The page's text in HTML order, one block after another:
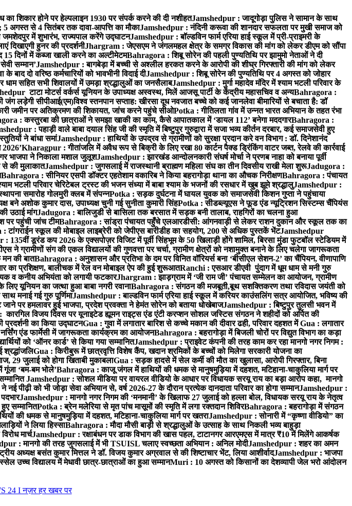
शिकार होने पर हेल्पलाइन 1930 पर संपर्क करने की दी नशीहतJamshedpur : जादूगोड़ा पुलिस ने सामान के साथ
5 अगस्त से 4 सितंबर तक दावा-आपत्ति का मौकाJamshedpur : नंदिनी करूवा की शानदार सफलता पर मुखी समाज को
जमशेदपुर में शुभारंभ, राज्यपाल करेंगे उद्घाटनJamshedpur : बॉल्डविन फार्म एरिया हाई स्कूल में प्री-प्राइमरी के
दिखाएगी हुनर की प्रदर्शनीJhargram : जेएसएम ने जंगलमहल क्षेत्र के समग्र विकास की मांग को लेकर डीएम को सौंपा
दिनों में कब्जा खाली करने का अल्टीमेटमBahragora : शिबू सोरेन की पहली पुण्यतिथि पर झामुमो नेताओं ने दी
सम्मान’Jamshedpur : बागबेड़ा में बच्ची से अश्लील हरकत करने के आरोपी की शीघ्र गिरफ्तारी की मांग को लेकर
दो वरिष्ठ कर्मचारियों को भावभीनी विदाई दीJamshedpur : शिबू सोरेन की पुण्यतिथि पर 4 अगस्त को जोहार
धाम सहित सभी शिवालयों में उमड़ा श्रद्धालुओं का जनसैलाबJamshedpur : मुर्गा महादेव मंदिर में श्याम भटली परिवार के
टाटा मोटर्स वर्कर्स यूनियन के उपाध्यक्ष अस्वस्थ, मिलें आजसू पार्टी के केंद्रीय महासचिव व अन्यBahragora :
जंग लड़ेगी सीपीआई(एम)विश्व स्तनपान सप्ताह: खीरसा दूध नवजात बच्चे को कई जानलेवा बीमारियों से बचाता है: डॉ
जमीन पर अतिक्रमण की शिकायत, जांच करने पहुंचे सीओPotka : गीतिलता गांव में उन्नत भारत अभियान के तहत रंभा
: कस्तुरबा की छात्राओं ने समझा खाकी का काम, कैसे आपातकाल में ‘डायल 112’ बनेगा मददगारBahragora :
: पहाड़ी वाले बाबा दयाल सिंह जी की स्मृति में बिष्टुपुर गुरुद्वारा में सजा भव्य कीर्तन दरबार, कई समाजसेवी हुए
ने बांधा समांJamshedpur : हाथियों के उपद्रव से ग्रामीणों को सुरक्षा प्रदान करे वन विभाग : डॉ. दिनेशानंद
2026’Kharagpur : गीतांजलि में अवैध रूप से बिक्री के लिए रखा 80 कार्टन पैक्ड ड्रिंकिंग वाटर जब्त, रेलवे की कार्रवाई
भाजपा ने निकाला मशाल जुलूशJamshedpur : झारखंड आन्दोलनकारी संघर्ष मोर्चा ने प्रणब नाहा को बनाया पूर्वी
से की मुलाकातJamshedpur : जुगसलाई में राजस्थानी ब्राह्मण महिला संघ का तीन दिवसीय राखी मेला शुरूJadugora :
Bahragora : सीनियर एसपी डॉक्टर एहतेशाम वकारिब ने किया बहरागोड़ा थाना का औचक निरीक्षणBahragora : पंचायत
भटली परिवार चेरिटेबल ट्रस्ट की भजन संध्या में बाबा श्याम के भजनों की रसधार में खुब झूमे श्रद्धालुJamshedpur :
समारोह गोलमुरी क्लब में संपन्नPotka : सड़क दुर्घटना में घायल युवक को समाजसेवी किशन गुप्ता ने पहुंचाया
बने अशोक कुमार दास, उपाध्यक्ष चुनी गई सुनीता कुमारी सिंहPotka : सीडब्ल्यूएस ने फूड एंड न्यूट्रिशन सिस्टम्स चैंपियंस
उठाई मांगJadugora : बालिजुडी से बासिला तक बरसात में सड़क बनी तालाब, राहगिरों का चलना हुआ
पर पहुंची जांच टीमBahragora : सांड्रा पंचायत पहुँचे एलआरडीसी: आंगनवाड़ी से लेकर राशन दुकान और स्कूल तक का
टांगराईन स्कूल की मोबाइल लाइब्रेरी को जेपीएस बारीडीह का सहयोग, 200 से अधिक पुस्तकें भेंटJamshedpur
135वीं डूरंड कप 2026 के एक्सपोज़र विजिट में पूर्वी सिंहभूम के 50 खिलाड़ी होंगे शामिल, बिरसा मुंडा फुटबॉल स्टेडियम में
ने ग्रामीणों संग की एकल विद्यालयों की गुणवत्ता पर चर्चा, ग्रामीण क्षेत्रों को नशामुक्त बनाने के लिए चलेगा जागरूकता
मन की बातBahragora : अनुशासन और प्रतिभा के दम पर विनित वॉरियर्स बना ‘बीसीएल सेशन-2’ का चैंपियन, वीणापाणि
का प्रशिक्षण, बालीचक में रेल वन मोबाइल ऐप की हुई शुरूआतRanchi : एसआर डीएवी पुंदाग में धूम धाम से मनी गुरु
व कनीय अभियंता को लगायी फटकारJhargram : झाड़ग्राम में ‘जी राम जी’ पंचायत सम्मेलन का आयोजन, ग्रामीण
यूनियन का जत्था हुआ बाबा नगरी रवानाBahragora : संगठन की मजबूती,बूथ सशक्तिकरण तथा रविदास जयंती को
मनाई गई गुरु पूर्णिमाJamshedpur : बाल्डविन फार्म एरिया हाई स्कूल में करियर काउंसलिंग सत्र आयोजित, भविष्य की
पर हमलावर हुई भाजपा, प्रदेश प्रवक्ता ने हेमंत सोरेन को बताया धोखेबाजJamshedpur : बिष्टुपुर तुलसी भवन में
विजय दिवस पर यूनाइटेड ह्यूमन राइट्स एंड एंटी करप्शन सोशल जस्टिस संगठन ने शहीदों को अर्पित की
का किया उद्घाटनGua : गुवा में लगातार बारिश से कच्चे मकान की दीवार ढही, परिवार दहशत मेंGua : लगातार
एंड फार्मेसी में जागरूकता कार्यक्रम का आयोजनBahragora : बहरागोड़ा में बिजली चोरों पर विद्युत विभाग का कड़ा
को ‘ऑनर कार्ड’ से किया गया सम्मानितJamshedpur : प्राइवेट कंपनी की तरह काम कर रहा मानगो नगर निगम :
Gua : किरीबुरू में छात्रवृत्ति विशेष कैंप, खदान श्रमिकों के बच्चों को मिलेगा सरकारी योजना का
29 जुलाई को होगा खिताबी मुकाबलाGua : सड़क हादसे में सेल कर्मी की मौत का खुलासा, आरोपी गिरफ्तार, बिना
‘बम-बम भोले’Bahragora : काजू जंगल में हाथियों की धमक से मानुषमुड़िया में दहशत, मटिहाना-चाकुलिया मार्ग पर
Jamshedpur : सोशल मीडिया पर वायरल वीडियो के आधार पर विधायक सरयू राय का बड़ा आरोप कहा, मानगो
पीढ़ी को भी जोड़ा सेवा अभियान से, वर्ष 2026-27 के दौरान प्रत्येक दानदाता परिवार का होगा सम्मानJamshedpur :
Jamshedpur : मानगो नगर निगम की ‘मनमानी’ के खिलाफ 27 जुलाई को हल्ला बोल, विधायक सरयू राय के नेतृत्व
सम्मानितPotka : ब्रेन मलेरिया से मृत पांच मासूमों की स्मृति में लगा रक्तदान शिविरBahragora : बहरागोड़ा में संगठन
की धमक से मानुषमुड़िया में दहशत, मटिहाना-चाकुलिया मार्ग पर खतराJamshedpur : सोनारी में “कृष्णा वीडियो” का
ने लिया हिस्साBahragora : मौदा मौसी बाड़ी से श्रद्धालुओं के उत्साह के साथ निकली भव्य बाहुड़ा
मार्चJamshedpur : रक्षाबंधन पर डाक विभाग की खास पहल, टाटानगर आरएमएस में मात्र ₹10 में मिलेंगे आकर्षक
: मानगो की तरह जुगसलाई में भी TSUISL चलाए स्वच्छता अभियान : अनिल मोदीJamshedpur : शहर का अमन
अध्यक्ष बसंत कुमार मित्तल ने डॉ. विजय कुमार अग्रवाल से की शिष्टाचार भेंट, लिया आशीर्वादJamshedpur : भाजपा
उच्च विद्यालय में मेधावी छात्र-छात्राओं का हुआ सम्मानMuri : 10 अगस्त को किसानों का देशव्यापी जेल भरो आंदोलन